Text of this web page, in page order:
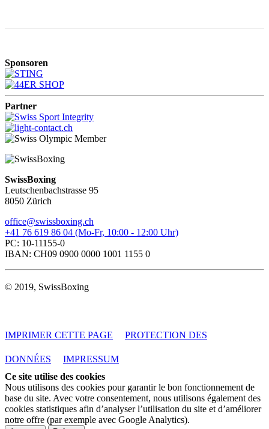
Sponsoren
Partner
SwissBoxing
Leutschenbachstrasse 95
8050 Zürich
office@swissboxing.ch
+41 76 619 86 04 (Mo-Fr, 10:00 - 12:00 Uhr)
PC: 10-11155-0
IBAN: CH09 0900 0000 1001 1155 0
© 2019, SwissBoxing
IMPRIMER CETTE PAGE PROTECTION DES
DONNÉES
IMPRESSUM
Ce site utilise des cookies
Nous utilisons des cookies pour garantir le bon fonctionnement de
base du site. Avec votre consentement, nous utilisons également des
cookies statistiques afin d’analyser l’utilisation du site et d’améliorer
notre offre (par exemple avec Google Analytics).